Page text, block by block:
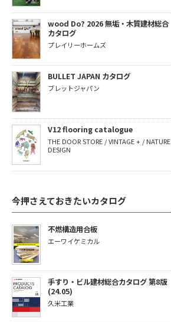
wood Do? 2026 無垢・木質建材総合
カタログ
プレイリーホームズ
BULLET JAPAN カタログ
ブレットジャパン
V12 flooring catalogue
THE DOOR STORE / VINTAGE + / NATURE
DESIGN
今押さえておきたいカタログ
不燃構造用合板
エーワイケミカル
手すり・ビル建材総合カタログ 第8版
(24.05)
久米工業